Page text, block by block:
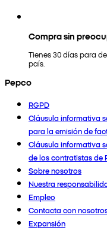
Compra sin
Tienes 30 días para
país.
Pepco
RGPD
Cláusula informativa
para la emisión de
Cláusula informativa
de los contratistas de
Sobre nosotros
Nuestra
Empleo
Contacta con
Expansión